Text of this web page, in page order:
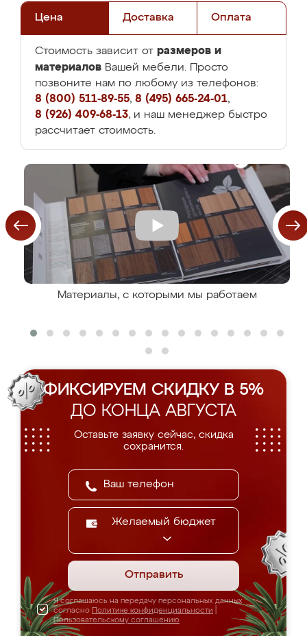
Цена Доставка Оплата
Стоимость зависит от размеров и
материалов Вашей мебели. Просто
позвоните нам по любому из телефонов:
8 (800) 511-89-55, 8 (495) 665-24-01,
8 (926) 409-68-13, и наш менеджер быстро
рассчитает стоимость.
Материалы, с которыми мы работаем
ФИКСИРУЕМ СКИДКУ В 5%
ДО КОНЦА АВГУСТА
Оставьте заявку сейчас, скидка
сохранится.
Желаемый бюджет
Отправить
Я соглашаюсь на передачу персональных данных
согласно Политике конфиденциальности
Пользовательскому соглашению